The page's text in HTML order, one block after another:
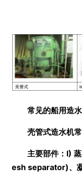
常见的船用造
壳管式造水机
主要部件：I)
esh separator)、